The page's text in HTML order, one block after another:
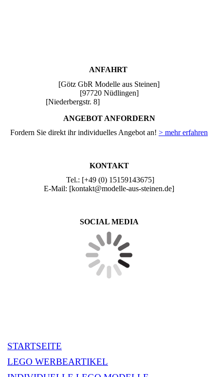
ANFAHRT
[Götz GbR Modelle aus Steinen]
[97720 Nüdlingen]
[Niederbergstr. 8]
ANGEBOT ANFORDERN
Fordern Sie direkt ihr individuelles Angebot an! > mehr erfahren
KONTAKT
Tel.: [+49 (0) 15159143675]
E-Mail: [kontakt@modelle-aus-steinen.de]
SOCIAL MEDIA
STARTSEITE
LEGO WERBEARTIKEL